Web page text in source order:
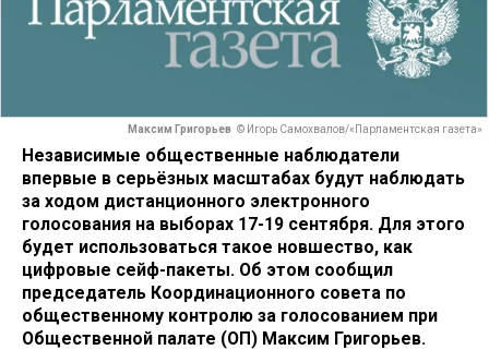
Максим Григорьев © Игорь Самохвалов/«Парламентская газета»
Независимые общественные наблюдатели
впервые в серьёзных масштабах будут наблюдать
за ходом дистанционного электронного
голосования на выборах 17-19 сентября. Для этого
будет использоваться такое новшество, как
цифровые сейф-пакеты. Об этом сообщил
председатель Координационного совета по
общественному контролю за голосованием при
Общественной палате (ОП) Максим Григорьев.